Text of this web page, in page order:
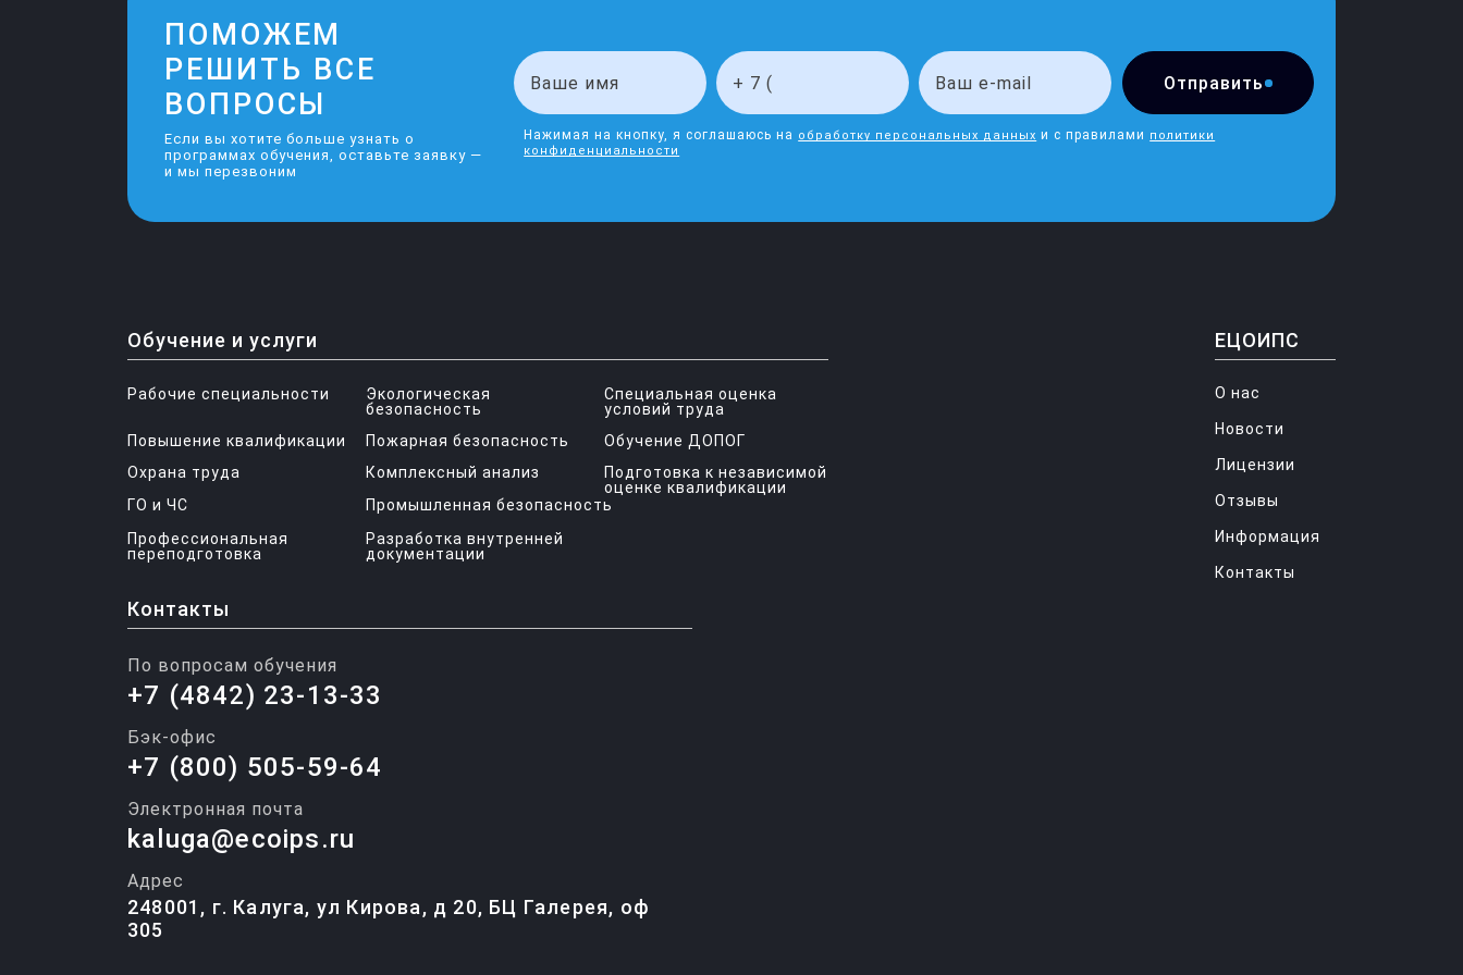
ПОМОЖЕМ
РЕШИТЬ ВСЕ
ВОПРОСЫ
Если вы хотите больше узнать о
программах обучения, оставьте заявку —
и мы перезвоним
Отправить
Нажимая на кнопку, я соглашаюсь на обработку персональных данных и с правилами политики
конфиденциальности
Обучение и услуги
Рабочие специальности
Экологическая
безопасность
Специальная оценка
условий труда
Повышение квалификации
Пожарная безопасность
Обучение ДОПОГ
Охрана труда
Комплексный анализ
Подготовка к независимой
оценке квалификации
ГО и ЧС
Промышленная безопасность
Профессиональная
переподготовка
Разработка внутренней
документации
ЕЦОИПС
О нас
Новости
Лицензии
Отзывы
Информация
Контакты
Контакты
По вопросам обучения
+7 (4842) 23-13-33
Бэк-офис
+7 (800) 505-59-64
Электронная почта
kaluga@ecoips.ru
Адрес
248001, г. Калуга, ул Кирова, д 20, БЦ Галерея, оф
305